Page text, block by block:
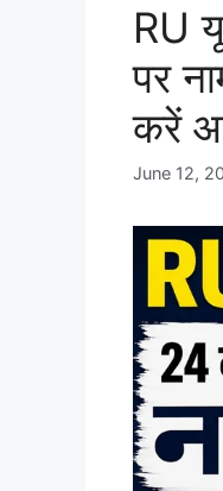
RU
पर
करें
June 12,